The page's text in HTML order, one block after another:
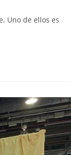
Uno de ellos es